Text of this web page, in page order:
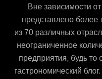
Вне зависимости
представлено более
из 70 различных
неограниченное
предприятия, будь то
гастрономический